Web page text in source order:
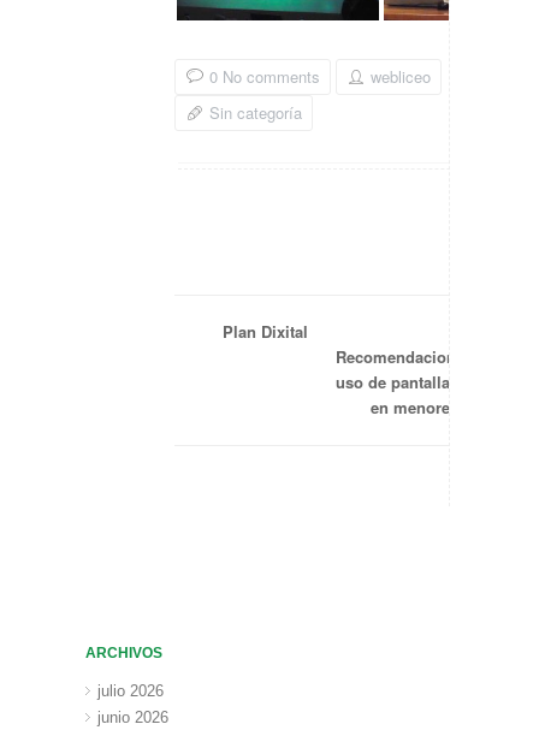
0 No comments
webliceo
Sin categoría
Plan Dixital
Recomendaciones
uso de pantallas
en menores
ARCHIVOS
julio 2026
junio 2026